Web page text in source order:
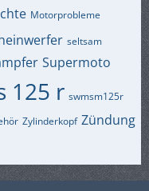
Motorprobleme
seltsam
Supermoto
125 r swmsm125r
Zylinderkopf Zündung